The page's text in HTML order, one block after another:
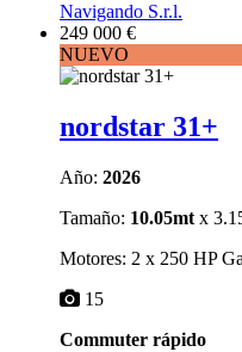
Navigando S.r.l.
249 000 €
NUEVO
nordstar 31+
Año: 2026
Tamaño: 10.05mt x
Motores: 2 x 250 HP
15
Commuter rápido